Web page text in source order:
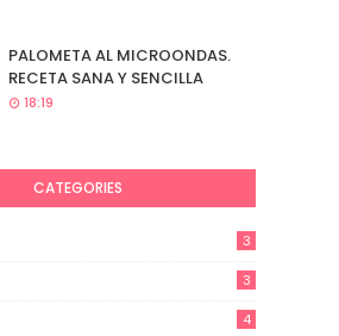
PALOMETA AL MICROONDAS.
RECETA SANA Y SENCILLA
18:19
CATEGORIES
3
3
4